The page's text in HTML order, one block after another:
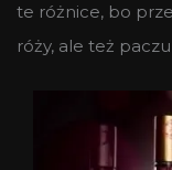
te różnice, bo
róży, ale też